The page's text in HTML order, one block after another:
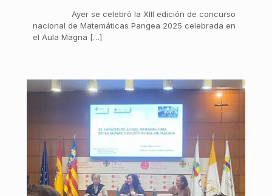
Ayer se celebró la XIII edición de concurso
nacional de Matemáticas Pangea 2025 celebrada en
el Aula Magna […]